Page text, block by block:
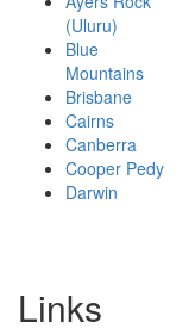
(Uluru)
Blue
Mountains
Brisbane
Cairns
Canberra
Cooper Pedy
Darwin
Links